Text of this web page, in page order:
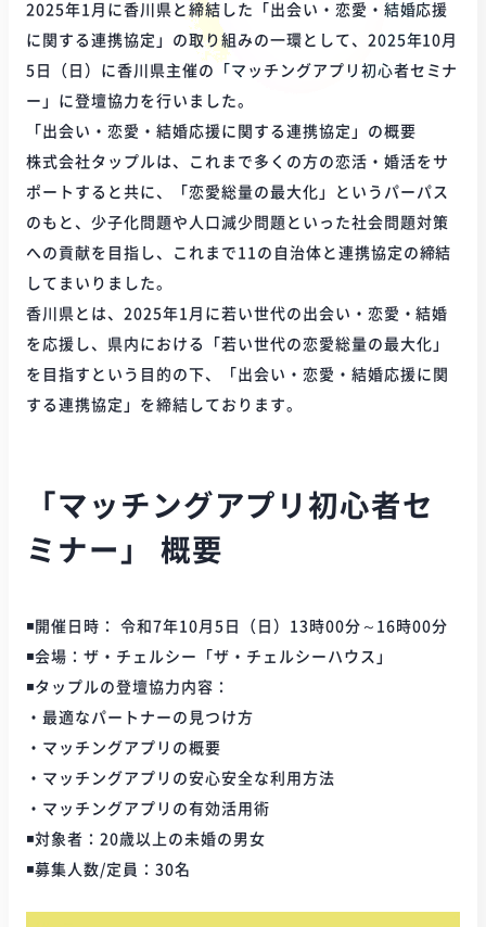
2025年1月に香川県と締結した「出会い・恋愛・結婚応援
に関する連携協定」の取り組みの一環として、2025年10月
5日（日）に香川県主催の「マッチングアプリ初心者セミナ
ー」に登壇協力を行いました。
「出会い・恋愛・結婚応援に関する連携協定」の概要
株式会社タップルは、これまで多くの方の恋活・婚活をサ
ポートすると共に、「恋愛総量の最大化」というパーパス
のもと、少子化問題や人口減少問題といった社会問題対策
への貢献を目指し、これまで11の自治体と連携協定の締結
してまいりました。
香川県とは、2025年1月に若い世代の出会い・恋愛・結婚
を応援し、県内における「若い世代の恋愛総量の最大化」
を目指すという目的の下、「出会い・恋愛・結婚応援に関
する連携協定」を締結しております。
「マッチングアプリ初心者セ
ミナー」 概要
◾️開催日時： 令和7年10月5日（日）13時00分～16時00分
◾️会場：ザ・チェルシー「ザ・チェルシーハウス」
◾️タップルの登壇協力内容：
・最適なパートナーの見つけ方
・マッチングアプリの概要
・マッチングアプリの安心安全な利用方法
・マッチングアプリの有効活用術
◾️対象者：20歳以上の未婚の男女
◾️募集人数/定員：30名